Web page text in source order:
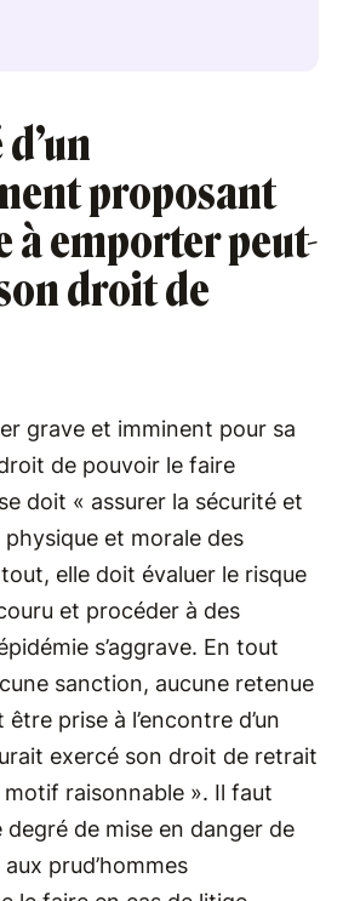
proposant
à emporter peut-
droit de
grave et imminent pour sa
de pouvoir le faire
doit « assurer la sécurité et
et morale des
elle doit évaluer le risque
et procéder à des
s’aggrave. En tout
sanction, aucune retenue
prise à l’encontre d’un
exercé son droit de retrait
motif raisonnable ». Il faut
de mise en danger de
prud’hommes